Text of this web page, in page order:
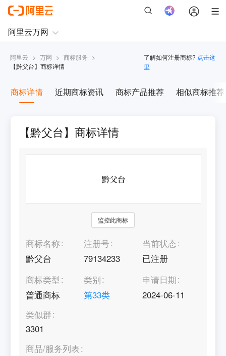
阿里云 > 万网 > 商标服务 >
【黔父台】商标详情
了解如何注册商标? 点击这
里
商标详情 近期商标资讯 商标产品推荐 相似商标推荐
【黔父台】商标详情
监控此商标
商标名称
黔父台
注册号
79134233
当前状态
已注册
商标类型
普通商标
类别
第33类
申请日期
2024-06-11
类似群
3301
商品/服务列表